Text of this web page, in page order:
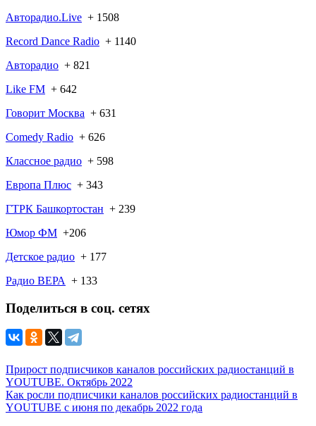
Авторадио.Live + 1508
Record Dance Radio + 1140
Авторадио + 821
Like FM + 642
Говорит Москва + 631
Comedy Radio + 626
Классное радио + 598
Европа Плюс + 343
ГТРК Башкортостан + 239
Юмор ФМ +206
Детское радио + 177
Радио ВЕРА + 133
Поделиться в соц. сетях
Прирост подписчиков каналов российских радиостанций в
YOUTUBE. Октябрь 2022
Как росли подписчики каналов российских радиостанций в
YOUTUBE с июня по декабрь 2022 года